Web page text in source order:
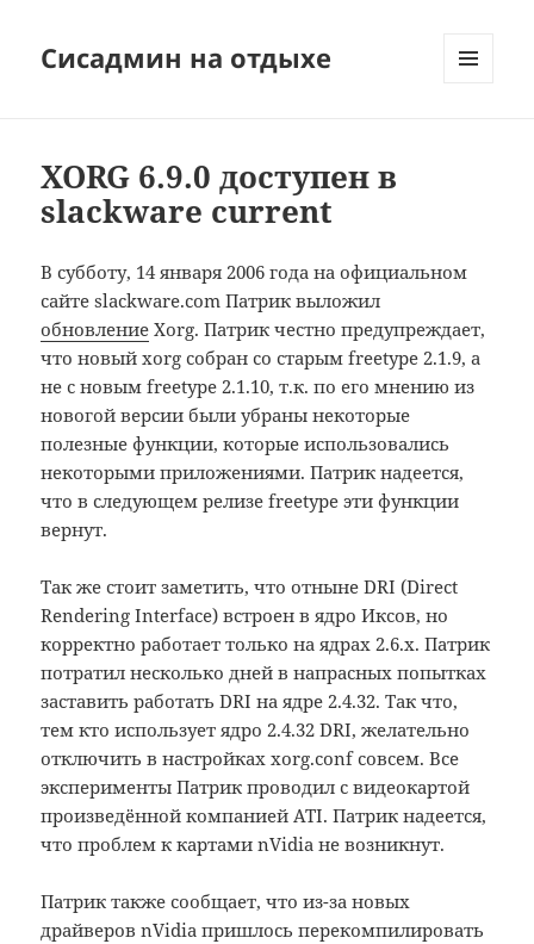
Сисадмин на отдыхе
XORG 6.9.0 доступен в
slackware current
В субботу, 14 января 2006 года на официальном
сайте slackware.com Патрик выложил
обновление Xorg. Патрик честно предупреждает,
что новый xorg собран со старым freetype 2.1.9, а
не с новым freetype 2.1.10, т.к. по его мнению из
новогой версии были убраны некоторые
полезные функции, которые использовались
некоторыми приложениями. Патрик надеется,
что в следующем релизе freetype эти функции
вернут.
Так же стоит заметить, что отныне DRI (Direct
Rendering Interface) встроен в ядро Иксов, но
корректно работает только на ядрах 2.6.х. Патрик
потратил несколько дней в напрасных попытках
заставить работать DRI на ядре 2.4.32. Так что,
тем кто использует ядро 2.4.32 DRI, желательно
отключить в настройках xorg.conf совсем. Все
эксперименты Патрик проводил с видеокартой
произведённой компанией ATI. Патрик надеется,
что проблем к картами nVidia не возникнут.
Патрик также сообщает, что из-за новых
драйверов nVidia пришлось перекомпилировать